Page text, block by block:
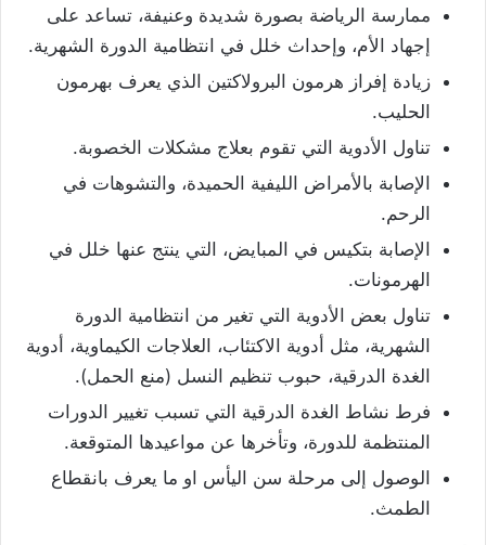
ممارسة الرياضة بصورة شديدة وعنيفة، تساعد على
إجهاد الأم، وإحداث خلل في انتظامية الدورة الشهرية.
زيادة إفراز هرمون البرولاكتين الذي يعرف بهرمون
الحليب.
تناول الأدوية التي تقوم بعلاج مشكلات الخصوبة.
الإصابة بالأمراض الليفية الحميدة، والتشوهات في
الرحم.
الإصابة بتكيس في المبايض، التي ينتج عنها خلل في
الهرمونات.
تناول بعض الأدوية التي تغير من انتظامية الدورة
الشهرية، مثل أدوية الاكتئاب، العلاجات الكيماوية، أدوية
الغدة الدرقية، حبوب تنظيم النسل (منع الحمل).
فرط نشاط الغدة الدرقية التي تسبب تغيير الدورات
المنتظمة للدورة، وتأخرها عن مواعيدها المتوقعة.
الوصول إلى مرحلة سن اليأس او ما يعرف بانقطاع
الطمث.